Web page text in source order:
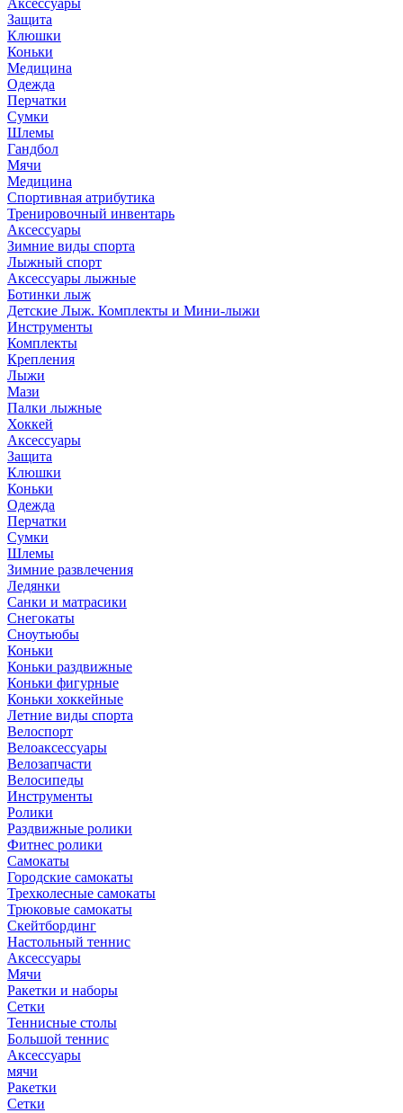
Аксессуары
Защита
Клюшки
Коньки
Медицина
Одежда
Перчатки
Сумки
Шлемы
Гандбол
Мячи
Медицина
Спортивная атрибутика
Тренировочный инвентарь
Аксессуары
Зимние виды спорта
Лыжный спорт
Аксессуары лыжные
Ботинки лыж
Детские Лыж. Комплекты и Мини-лыжи
Инструменты
Комплекты
Крепления
Лыжи
Мази
Палки лыжные
Хоккей
Аксессуары
Защита
Клюшки
Коньки
Одежда
Перчатки
Сумки
Шлемы
Зимние развлечения
Ледянки
Санки и матрасики
Снегокаты
Сноутьюбы
Коньки
Коньки раздвижные
Коньки фигурные
Коньки хоккейные
Летние виды спорта
Велоспорт
Велоаксессуары
Велозапчасти
Велосипеды
Инструменты
Ролики
Раздвижные ролики
Фитнес ролики
Самокаты
Городские самокаты
Трехколесные самокаты
Трюковые самокаты
Скейтбординг
Настольный теннис
Аксессуары
Мячи
Ракетки и наборы
Сетки
Теннисные столы
Большой теннис
Аксессуары
мячи
Ракетки
Сетки